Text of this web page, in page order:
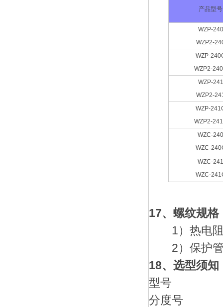
产品型号
WZP-240
WZP2-
WZP-
WZP2-
WZP-241
WZP2-
WZP-
WZP2-
WZC-240
WZC-
WZC-241
WZC-
17、螺纹规格
1）热电阻
2）保护管
18、选型须知
型号
分度号